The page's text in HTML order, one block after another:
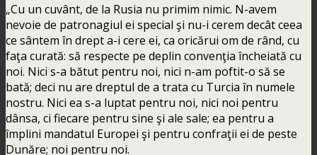
„Cu un cuvânt, de la Rusia nu primim nimic. N-avem
nevoie de patronagiul ei special şi nu-i cerem decât ceea
ce sântem în drept a-i cere ei, ca oricărui om de rând, cu
faţa curată: să respecte pe deplin convenţia încheiată cu
noi. Nici s-a bătut pentru noi, nici n-am poftit-o să se
bată; deci nu are dreptul de a trata cu Turcia în numele
nostru. Nici ea s-a luptat pentru noi, nici noi pentru
dânsa, ci fiecare pentru sine şi ale sale; ea pentru a
împlini mandatul Europei şi pentru confraţii ei de peste
Dunăre; noi pentru noi.